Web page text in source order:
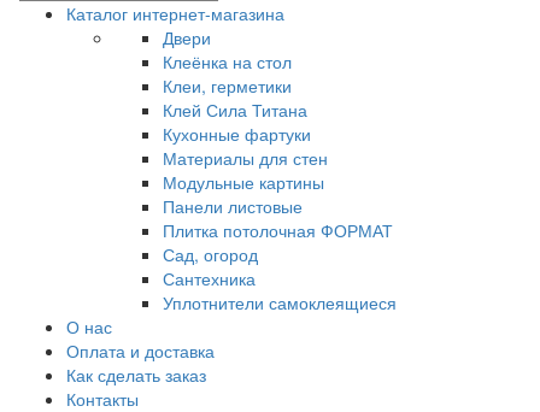
Каталог интернет-магазина
Двери
Клеёнка на стол
Клеи, герметики
Клей Сила Титана
Кухонные фартуки
Материалы для стен
Модульные картины
Панели листовые
Плитка потолочная ФОРМАТ
Сад, огород
Сантехника
Уплотнители самоклеящиеся
О нас
Оплата и доставка
Как сделать заказ
Контакты